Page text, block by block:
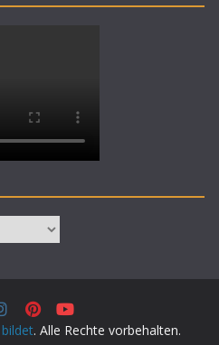
bildet. Alle Rechte vorbehalten.